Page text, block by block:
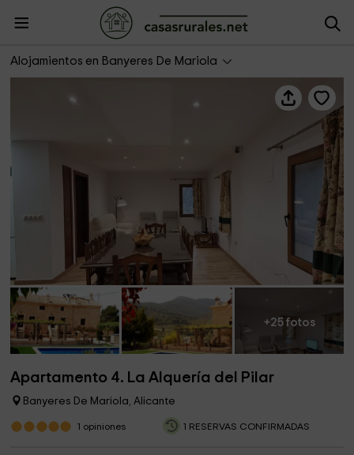
Alojamientos en Banyeres De Mariola
Apartamento 4. La Alquería del Pilar
+25 fotos
Apartamento 4. La Alquería del Pilar
Banyeres De Mariola, Alicante
1 opiniones 1 RESERVAS CONFIRMADAS